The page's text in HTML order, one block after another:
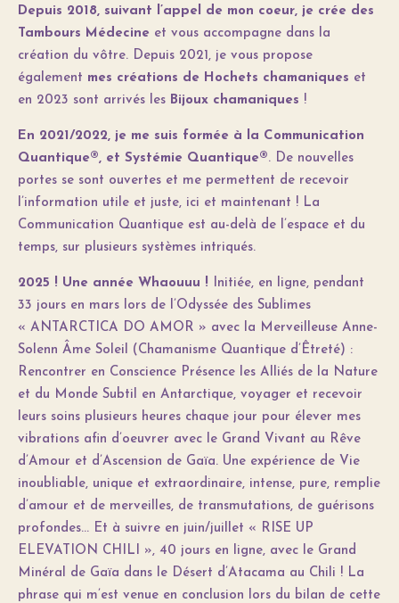
Depuis 2018, suivant l’appel de mon coeur, je crée des
Tambours Médecine et vous accompagne dans la
création du vôtre. Depuis 2021, je vous propose
également mes créations de Hochets chamaniques et
en 2023 sont arrivés les Bijoux chamaniques !
En 2021/2022, je me suis formée à la Communication
Quantique®, et Systémie Quantique®. De nouvelles
portes se sont ouvertes et me permettent de recevoir
l’information utile et juste, ici et maintenant ! La
Communication Quantique est au-delà de l’espace et du
temps, sur plusieurs systèmes intriqués.
2025 ! Une année Whaouuu ! Initiée, en ligne, pendant
33 jours en mars lors de l’Odyssée des Sublimes
« ANTARCTICA DO AMOR » avec la Merveilleuse Anne-
Solenn Âme Soleil (Chamanisme Quantique d’Êtreté) :
Rencontrer en Conscience Présence les Alliés de la Nature
et du Monde Subtil en Antarctique, voyager et recevoir
leurs soins plusieurs heures chaque jour pour élever mes
vibrations afin d’oeuvrer avec le Grand Vivant au Rêve
d’Amour et d’Ascension de Gaïa. Une expérience de Vie
inoubliable, unique et extraordinaire, intense, pure, remplie
d’amour et de merveilles, de transmutations, de guérisons
profondes… Et à suivre en juin/juillet « RISE UP
ELEVATION CHILI », 40 jours en ligne, avec le Grand
Minéral de Gaïa dans le Désert d’Atacama au Chili ! La
phrase qui m’est venue en conclusion lors du bilan de cette